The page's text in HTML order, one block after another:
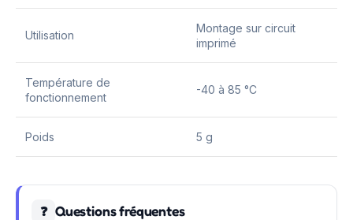
Utilisation
Montage sur circuit
imprimé
Température de
fonctionnement
-40 à 85 °C
Poids 5 g
❓ Questions fréquentes